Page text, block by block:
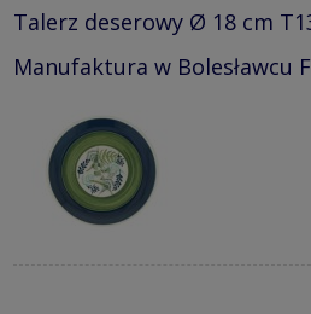
Talerz deserowy Ø 18 cm
Manufaktura w Bolesławcu